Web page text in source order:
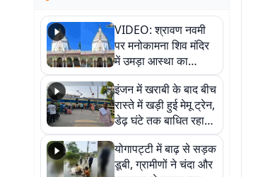
VIDEO: श्रावण नवमी
पर मनोकामना शिव मंदिर
में उमड़ा आस्था का
सैलाब, हर-हर महादेव के
जयघोष से गूंजा परिसर
इंजन में खराबी के बाद बीच
रास्ते में खड़ी हुई मेमू ट्रेन,
डेढ़ घंटे तक बाधित रहा
आवागमन
योगापट्टी में बाढ़ से सड़क
डूबी, ग्रामीणों ने चंदा और